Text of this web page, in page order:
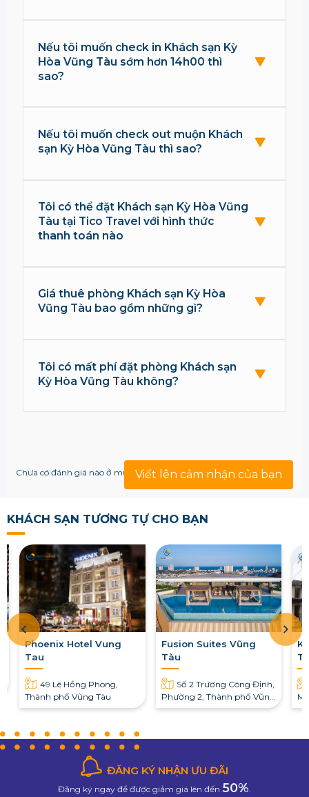
Nếu tôi muốn check in Khách sạn Kỳ
Hòa Vũng Tàu sớm hơn 14h00 thì
sao?
Nếu tôi muốn check out muộn Khách
sạn Kỳ Hòa Vũng Tàu thì sao?
Tôi có thể đặt Khách sạn Kỳ Hòa Vũng
Tàu tại Tico Travel với hình thức
thanh toán nào
Giá thuê phòng Khách sạn Kỳ Hòa
Vũng Tàu bao gồm những gì?
Tôi có mất phí đặt phòng Khách sạn
Kỳ Hòa Vũng Tàu không?
Viết lên cảm nhận của bạn
Chưa có đánh giá nào ở mục này!
KHÁCH SẠN TƯƠNG TỰ CHO BẠN
Phoenix Hotel Vung
Tau
49 Lê Hồng Phong,
Thành phố Vũng Tàu
Fusion Suites Vũng
Tàu
Số 2 Trương Công Định,
Phường 2, Thành phố Vũng
Tàu, Bà Rịa – Vũng Tàu
ĐĂNG KÝ NHẬN ƯU ĐÃI
Đăng ký ngay để được giảm giá lên đến 50%.